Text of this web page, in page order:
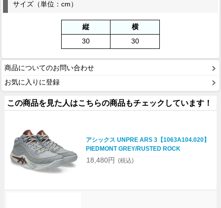
サイズ（単位：cm）
縦
横
30
30
商品についてのお問い合わせ
お気に入りに登録
この商品を見た人はこちらの商品もチェックしています！
アシックス UNPRE ARS 3【1063A104.020】
PIEDMONT GREY/RUSTED ROCK
18,480円 (税込)